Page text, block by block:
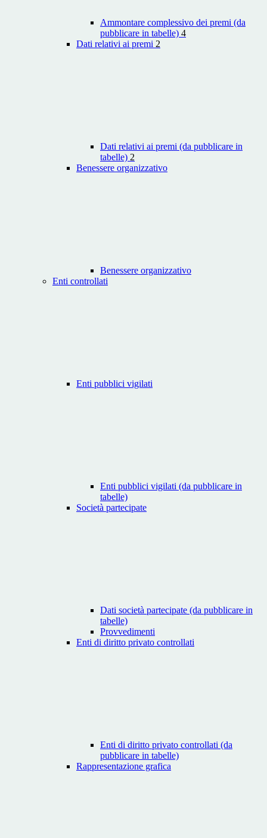
Ammontare complessivo dei premi (da
pubblicare in tabelle) 4
Dati relativi ai premi 2
Dati relativi ai premi (da pubblicare in
tabelle) 2
Benessere organizzativo
Benessere organizzativo
Enti controllati
Enti pubblici vigilati
Enti pubblici vigilati (da pubblicare in
tabelle)
Società partecipate
Dati società partecipate (da pubblicare in
tabelle)
Provvedimenti
Enti di diritto privato controllati
Enti di diritto privato controllati (da
pubblicare in tabelle)
Rappresentazione grafica